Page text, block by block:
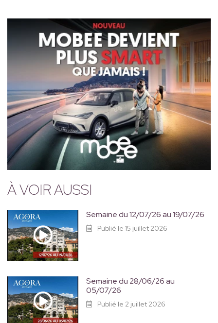
À VOIR AUSSI
Semaine du 12/07/26 au 19/07/26
Publié le 15 juillet 2026
Semaine du 28/06/26 au
05/07/26
Publié le 2 juillet 2026